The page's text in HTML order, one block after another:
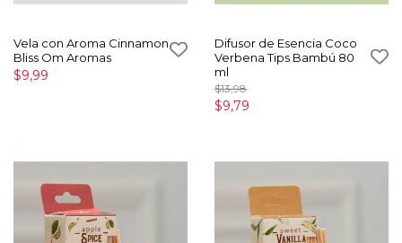
Vela con Aroma Cinnamon
Bliss Om Aromas
$9,99
Difusor de Esencia Coco
Verbena Tips Bambú 80
ml
$13,98
$9,79